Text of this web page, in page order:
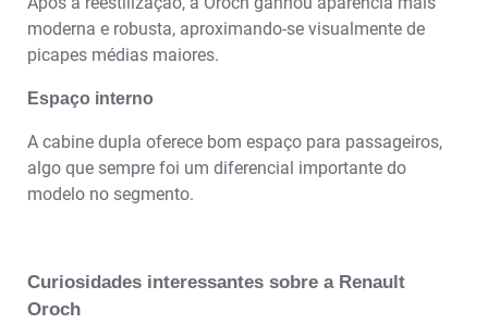
moderna e robusta, aproximando-se visualmente de
picapes médias maiores.
Espaço interno
A cabine dupla oferece bom espaço para passageiros,
algo que sempre foi um diferencial importante do
modelo no segmento.
Curiosidades interessantes sobre a Renault
Oroch